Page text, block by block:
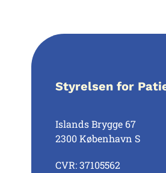
Styrelsen for
Islands Brygge 67
2300 København S
CVR: 37105562